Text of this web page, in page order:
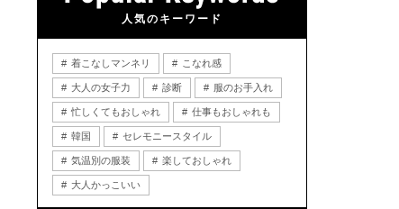
人気のキーワード
着こなしマンネリ こなれ感
大人の女子力 診断 服のお手入れ
忙しくてもおしゃれ 仕事もおしゃれも
韓国 セレモニースタイル
気温別の服装 楽しておしゃれ
大人かっこいい